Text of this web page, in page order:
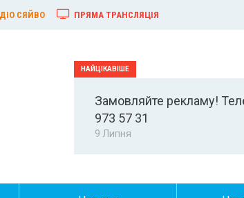
СЯЙВО ПРЯМА ТРАНСЛЯЦІЯ
Замовляйте рекламу!
973 57 31
9 Липня